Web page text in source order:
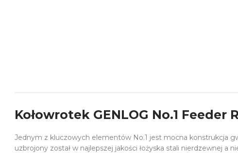
Kołowrotek GENLOG No.1 Feeder
Jednym z kluczowych elementów No.1 jest mocna konstrukcja
uzbrojony został w najlepszej jakości łożyska stali nierdzewnej a